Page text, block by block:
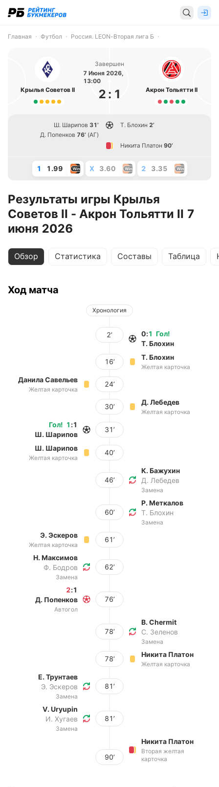
Главная Футбол Россия. LEON-Вторая лига Б
Крылья Советов II
Завершен
7 Июня 2026,
13:00
2 : 1 Акрон Тольятти II
Ш. Шарипов 31’
Д. Попенков 76’ (АГ)
Т. Блохин 2’
Никита Платон 90’
1 1.99 X 3.60 2 3.35
Результаты игры Крылья
Советов II - Акрон Тольятти II 7
июня 2026
Обзор Статистика Составы Таблица
Ход матча
Хронология
2’ Гол!
0:1
Т. Блохин
16’
Т. Блохин
Желтая карточка
Данила Савельев
Желтая карточка
24’
30’
Д. Лебедев
Желтая карточка
Гол! 1 :1
Ш. Шарипов
31’
Ш. Шарипов
Желтая карточка
40’
46’
К. Бажухин
Д. Лебедев
Замена
60’
Р. Меткалов
Т. Блохин
Замена
Э. Эскеров
Желтая карточка
61’
Н. Максимов
Ф. Бодров
Замена
62’
2:1
Д. Попенков
Автогол
76’
78’
B. Chermit
С. Зеленов
Замена
78’
Никита Платон
Желтая карточка
Е. Трунтаев
Э. Эскеров
Замена
81’
V. Uryupin
И. Хугаев
Замена
81’
90’
Никита Платон
Вторая желтая
карточка